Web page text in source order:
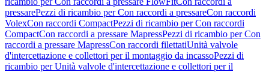
pressarePezzi di ricambio per Con raccordi a pressareCon raccordi
VolexCon raccordi CompactPezzi di ricambio per Con raccordi
CompactCon raccordi a pressare MapressPezzi di ricambio per Con
raccordi a pressare MapressCon raccordi filettatiUnità valvole
d'intercettazione e collettori per il montaggio da incassoPezzi di
ricambio per Unità valvole d'intercettazione e collettori per il